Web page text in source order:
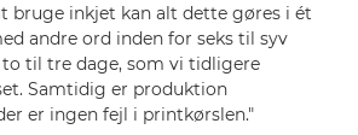
bruge inkjet kan alt dette gøres i ét
andre ord inden for seks til syv
til tre dage, som vi tidligere
Samtidig er produktion
er ingen fejl i printkørslen."